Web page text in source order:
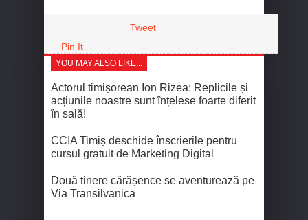
Tweet
Pin It
YOU MAY ALSO LIKE...
Actorul timișorean Ion Rizea: Replicile și
acțiunile noastre sunt înțelese foarte diferit
în sală!
CCIA Timiș deschide înscrierile pentru
cursul gratuit de Marketing Digital
Două tinere cărășence se aventurează pe
Via Transilvanica